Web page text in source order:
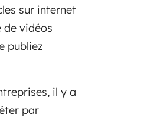
sur internet
de vidéos
publiez
il y a
par